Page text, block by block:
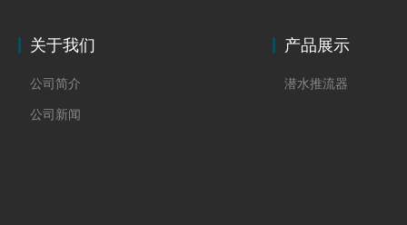
关于我们
公司简介
公司新闻
产品展示
潜水推流器